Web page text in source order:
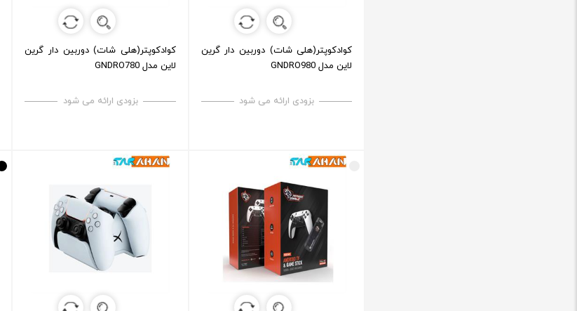
کوادکوپتر(هلی شات) دوربین دار گرین
لاین مدل GNDRO980
بزودی ارائه می شود
کوادکوپتر(هلی شات) دوربین دار گرین
لاین مدل GNDRO780
بزودی ارائه می شود